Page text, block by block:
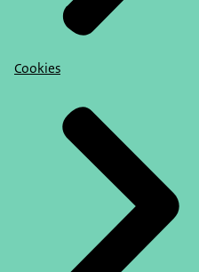
Cookies